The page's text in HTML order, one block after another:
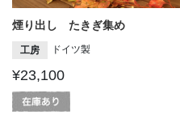
煙り出し たきぎ集め
工房 ドイツ製
¥23,100